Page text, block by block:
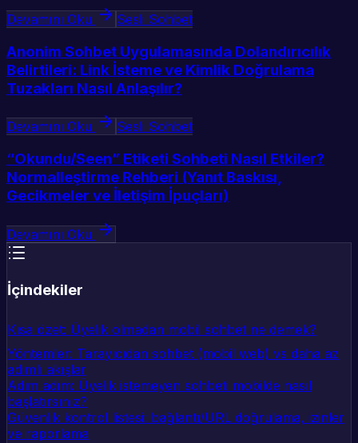
Devamını Oku Sesli Sohbet
Anonim Sohbet Uygulamasında Dolandırıcılık
Belirtileri: Link İsteme ve Kimlik Doğrulama
Tuzakları Nasıl Anlaşılır?
Devamını Oku Sesli Sohbet
“Okundu/Seen” Etiketi Sohbeti Nasıl Etkiler?
Normalleştirme Rehberi (Yanıt Baskısı,
Gecikmeler ve İletişim İpuçları)
Devamını Oku
İçindekiler
Kısa özet: Üyelik olmadan mobil sohbet ne demek?
Yöntemler: Tarayıcıdan sohbet (mobil web) vs daha az
adımlı akışlar
Adım adım: Üyelik istemeyen sohbeti mobilde nasıl
başlatırsınız?
Güvenlik kontrol listesi: bağlantı/URL doğrulama, izinler
ve raporlama